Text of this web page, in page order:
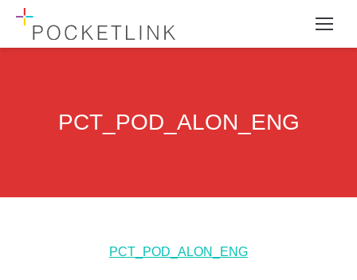
PCT_POD_ALON_ENG
PCT_POD_ALON_ENG